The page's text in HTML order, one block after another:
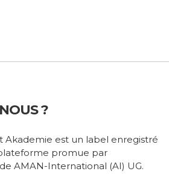
?
Akademie est un label enregistré
promue par
AMAN-International (AI) UG.